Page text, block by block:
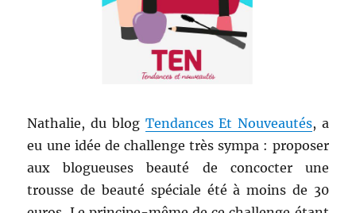
Nathalie, du blog Tendances Et Nouveautés, a
eu une idée de challenge très sympa : proposer
aux blogueuses beauté de concocter une
trousse de beauté spéciale été à moins de 30